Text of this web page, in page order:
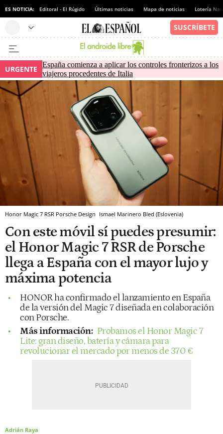
ES NOTICIA: Editoral - El Rúgido Últimas noticias Mapa de noticias Lotería
URGENTE
España comienza a aplicar los controles fronterizos a los
viajeros procedentes de Italia
Honor Magic 7 RSR Porsche Design Ismael Marinero Bled (Eslovenia)
Con este móvil sí puedes presumir:
el Honor Magic 7 RSR de Porsche
llega a España con el mayor lujo y
máxima potencia
HONOR ha confirmado el lanzamiento en España
de la versión del Magic 7 diseñada en colaboración
con Porsche.
Más información: Probamos el Honor Magic 7
Lite: gran diseño, batería y cámara para
revolucionar el mercado por menos de 370 €
Adrián Raya